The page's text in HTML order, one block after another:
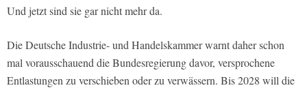
Und jetzt sind sie gar nicht mehr da.
Die Deutsche Industrie- und Handelskammer warnt daher schon
mal vorausschauend die Bundesregierung davor, versprochene
Entlastungen zu verschieben oder zu verwässern. Bis 2028 will die